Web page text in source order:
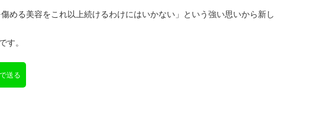
る美容をこれ以上続けるわけにはいかない」という強い思いから新し
す。
送る